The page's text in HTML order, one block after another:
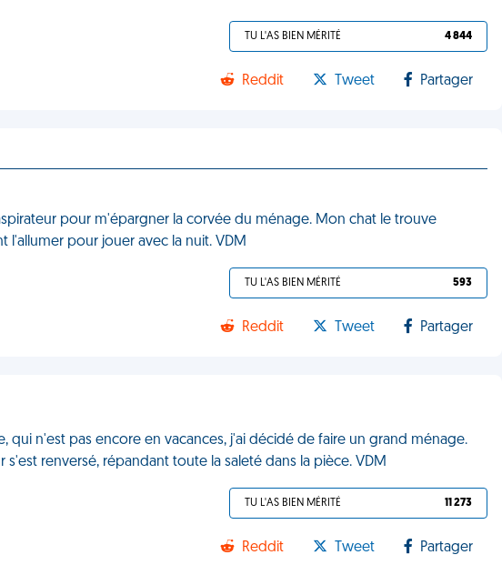
TU L'AS BIEN MÉRITÉ 4 844
Reddit Tweet Partager
pour m'épargner la corvée du ménage. Mon chat le trouve
pour jouer avec la nuit. VDM
TU L'AS BIEN MÉRITÉ 593
Reddit Tweet Partager
qui n'est pas encore en vacances, j'ai décidé de faire un grand ménage.
renversé, répandant toute la saleté dans la pièce. VDM
TU L'AS BIEN MÉRITÉ 11 273
Reddit Tweet Partager